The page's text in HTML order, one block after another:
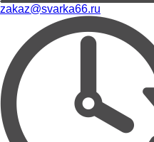
zakaz@svarka66.ru